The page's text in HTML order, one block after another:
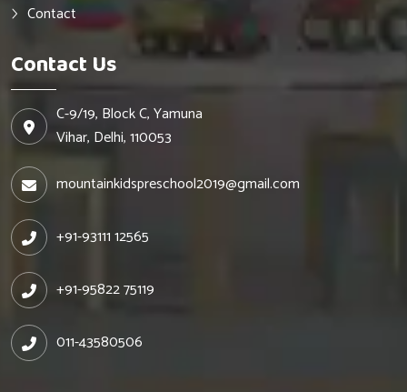
Contact
Contact Us
C-9/19, Block C, Yamuna
Vihar, Delhi, 110053
mountainkidspreschool2019@gmail.com
+91-93111 12565
+91-95822 75119
011-43580506